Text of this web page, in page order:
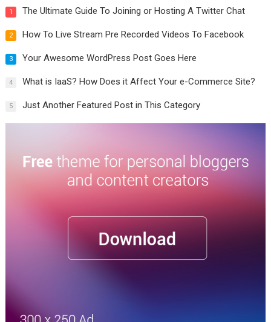
1 The Ultimate Guide To Joining or Hosting A Twitter Chat
2 How To Live Stream Pre Recorded Videos To Facebook
3 Your Awesome WordPress Post Goes Here
4 What is IaaS? How Does it Affect Your e-Commerce Site?
5 Just Another Featured Post in This Category